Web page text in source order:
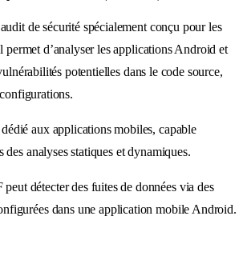
de sécurité spécialement conçu pour les
d’analyser les applications Android et
potentielles dans le code source,
aux applications mobiles, capable
des analyses statiques et dynamiques.
détecter des fuites de données via des
dans une application mobile Android.